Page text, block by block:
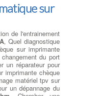
sur
de l'entrainement
, Quel diagnostique
sur imprimante
du port
un réparateur pour
imprimante chèque
matériel tpv sur
un dépannage du